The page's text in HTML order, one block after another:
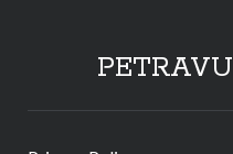
PETRAVU